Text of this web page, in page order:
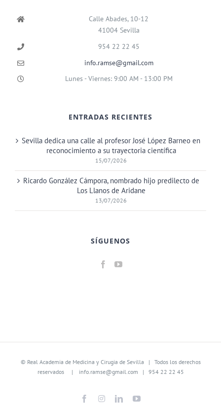
Calle Abades, 10-12
41004 Sevilla
954 22 22 45
info.ramse@gmail.com
Lunes - Viernes: 9:00 AM - 13:00 PM
ENTRADAS RECIENTES
Sevilla dedica una calle al profesor José López Barneo en
reconocimiento a su trayectoria científica
15/07/2026
Ricardo González Cámpora, nombrado hijo predilecto de
Los Llanos de Aridane
13/07/2026
SÍGUENOS
© Real Academia de Medicina y Cirugia de Sevilla | Todos los derechos
reservados | info.ramse@gmail.com | 954 22 22 45
FacebookInstagramLinkedInYouTube